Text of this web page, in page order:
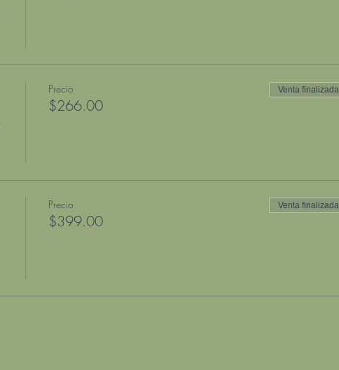
Precio
$266.00
Venta finalizada
Precio
$399.00
Venta finalizada